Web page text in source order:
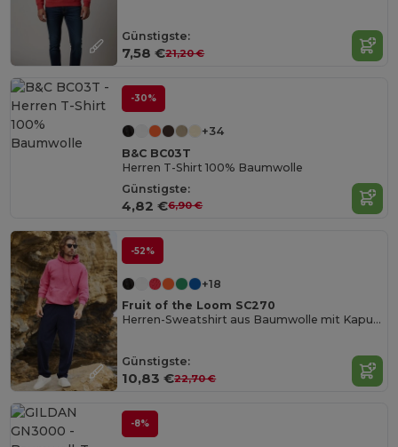
Günstigste:
7,58 €21,20 €
-30%
+34
B&C BC03T
Herren T-Shirt 100% Baumwolle
Günstigste:
4,82 €6,90 €
-52%
+18
Fruit of the Loom SC270
Herren-Sweatshirt aus Baumwolle mit Kapuze
Günstigste:
10,83 €22,70 €
-8%